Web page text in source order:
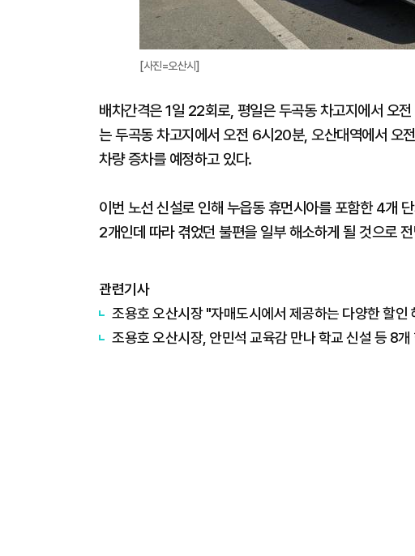
[사진=오산시]
배차간격은 1일 22회로, 평일은 두곡동 차고지에서 오
는 두곡동 차고지에서 오전 6시20분, 오산대역에서 오
차량 증차를 예정하고 있다.
이번 노선 신설로 인해 누읍동 휴먼시아를 포함한 4개
2개인데 따라 겪었던 불편을 일부 해소하게 될 것으로
관련기사
조용호 오산시장 "자매도시에서 제공하는 다양한 할인
조용호 오산시장, 안민석 교육감 만나 학교 신설 등 8개